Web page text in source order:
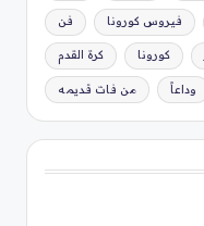
فن فيروس كورونا
كرة القدم كورونا
من فات قديمه وداعاً